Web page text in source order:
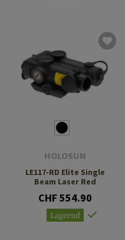
HOLOSUN
LE117-RD Elite Single
Beam Laser Red
CHF 554.90
Lagernd